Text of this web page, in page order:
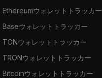
Ethereumウォレットトラッカー
Baseウォレットトラッカー
TONウォレットトラッカー
TRONウォレットトラッカー
Bitcoinウォレットトラッカー